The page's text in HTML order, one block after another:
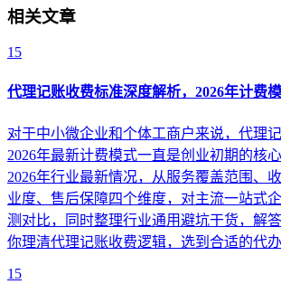
相关文章
15
代理记账收费标准深度解析，2026年计费
对于中小微企业和个体工商户来说，代理
2026年最新计费模式一直是创业初期的核
2026年行业最新情况，从服务覆盖范围、
业度、售后保障四个维度，对主流一站式
测对比，同时整理行业通用避坑干货，解
你理清代理记账收费逻辑，选到合适的代办
15